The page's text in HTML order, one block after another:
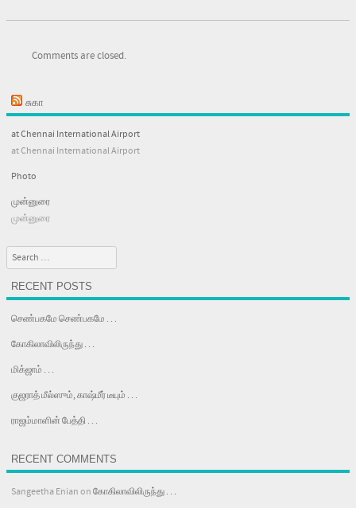
Comments are closed.
சுகா
at Chennai International Airport
at Chennai International Airport
Photo
முன்னுரை
முன்னுரை
Search
RECENT POSTS
செண்பகமே செண்பகமே . . .
கோகிலாவிலிருந்து . . .
மிக்ஜாம் . . .
குஜராத் மீல்ஸும், காஷ்மீர் டீயும் . . .
ராஜம்மாளின் பேத்தி . . .
RECENT COMMENTS
Sangeetha Enian on கோகிலாவிலிருந்து . . .